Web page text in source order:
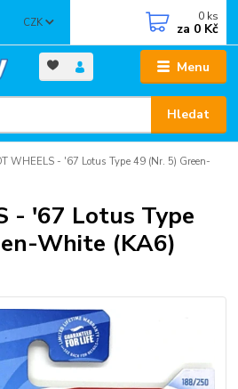
Menu
CZK
Hledat
0 ks
za 0 Kč
WHEELS - '67 Lotus Type 49 (Nr. 5) Green-
- '67 Lotus Type
White (KA6)